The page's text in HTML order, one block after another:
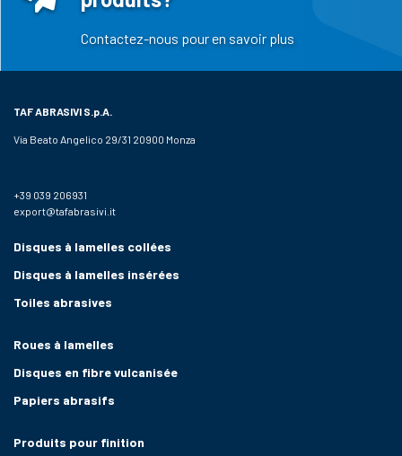
Contactez-nous pour en savoir plus
TAF ABRASIVI S.p.A.
Via Beato Angelico 29/31 20900 Monza
+39 039 206931
export@tafabrasivi.it
Disques à lamelles collées
Disques à lamelles insérées
Toiles abrasives
Roues à lamelles
Disques en fibre vulcanisée
Papiers abrasifs
Produits pour finition